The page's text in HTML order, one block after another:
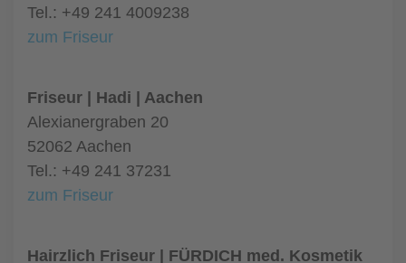
Tel.: +49 241 4009238
zum Friseur
Friseur | Hadi | Aachen
Alexianergraben 20
52062 Aachen
Tel.: +49 241 37231
zum Friseur
Hairzlich Friseur | FÜRDICH med. Kosmetik